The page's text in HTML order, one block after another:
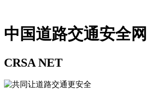
中国道路交通安全网
CRSA NET